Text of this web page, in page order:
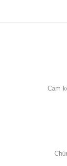
Cam